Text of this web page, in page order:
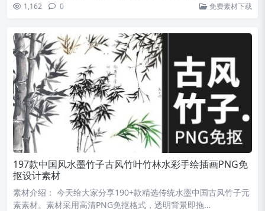
1,162 0 免费素材下载
197款中国风水墨竹子古风竹叶竹林水彩手绘插画PNG免
抠设计素材
素材介绍： 今天给大家分享190+款精选传统水墨中国古风竹子元
素素材。素材采用高清PNG免抠格式，透明背景即拖…